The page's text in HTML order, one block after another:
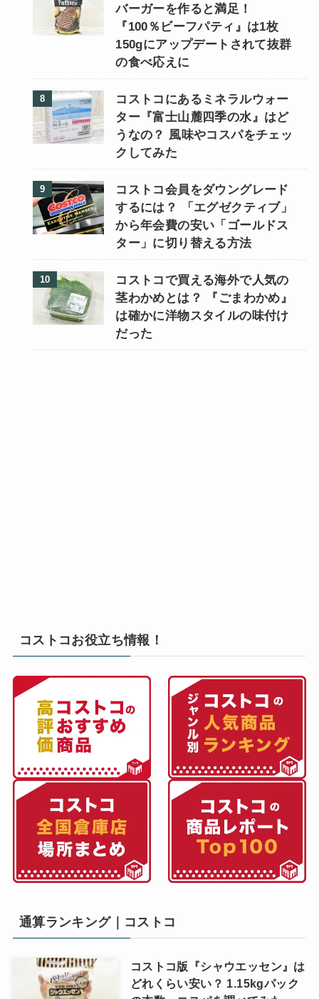
バーガーを作ると満足！
『100％ビーフパティ』は1枚
150gにアップデートされて抜群
の食べ応えに
コストコにあるミネラルウォー
ター『富士山麓四季の水』はど
うなの？ 風味やコスパをチェッ
クしてみた
コストコ会員をダウングレード
するには？ 「エグゼクティブ」
から年会費の安い「ゴールドス
ター」に切り替える方法
コストコで買える海外で人気の
茎わかめとは？ 『ごまわかめ』
は確かに洋物スタイルの味付け
だった
コストコお役立ち情報！
通算ランキング｜コストコ
コストコ版『シャウエッセン』は
どれくらい安い？ 1.15kgパック